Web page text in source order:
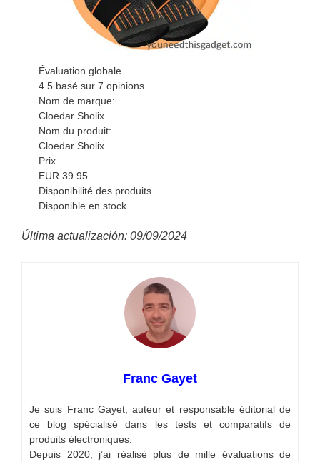
Évaluation globale
4.5 basé sur7 opinions
Nom de marque:
Cloedar Sholix
Nom du produit:
Cloedar Sholix
Prix
EUR 39.95
Disponibilité des produits
Disponible en stock
Última actualización: 09/09/2024
Franc Gayet
Je suis Franc Gayet, auteur et responsable éditorial de
ce blog spécialisé dans les tests et comparatifs de
produits électroniques.
Depuis 2020, j’ai réalisé plus de mille évaluations de